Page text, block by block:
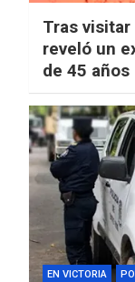
Tras
reveló un
de 45 años
EN VICTORIA